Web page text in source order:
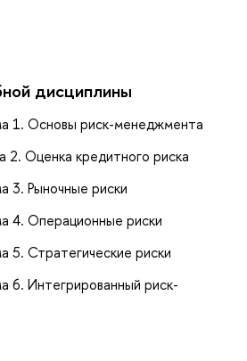
дисциплины
1. Основы риск-менеджмента
Оценка кредитного риска
3. Рыночные риски
4. Операционные риски
5. Стратегические риски
6. Интегрированный риск-